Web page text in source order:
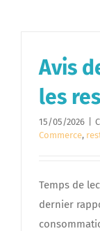
Avis
les
15/05/2026
Commerce,
Temps de
dernier